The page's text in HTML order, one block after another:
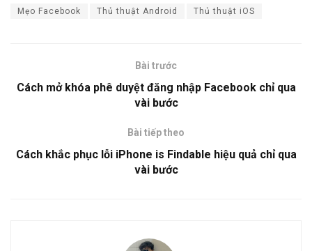
Mẹo Facebook Thủ thuật Android Thủ thuật iOS
Bài trước
Cách mở khóa phê duyệt đăng nhập Facebook chỉ qua
vài bước
Bài tiếp theo
Cách khắc phục lỗi iPhone is Findable hiệu quả chỉ qua
vài bước